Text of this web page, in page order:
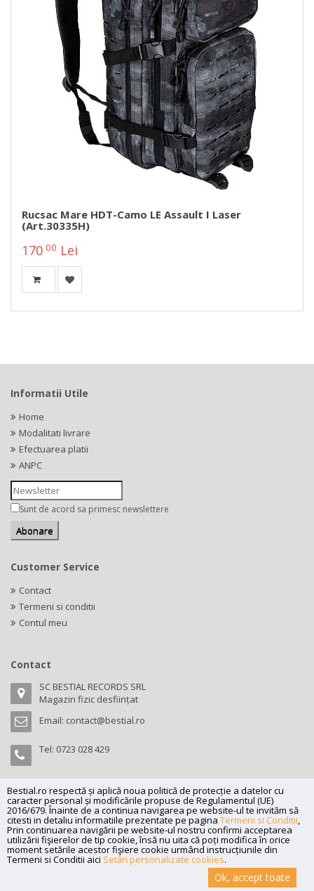
Rucsac Mare HDT-Camo LE Assault I Laser
(Art.30335H)
170 00 Lei
Bestial.ro respectă și aplică noua politică de protecție a datelor cu
caracter personal și modificările propuse de Regulamentul (UE)
2016/679. Înainte de a continua navigarea pe website-ul te invităm să
citesti in detaliu informatiile prezentate pe pagina Termeni si Conditii,
Prin continuarea navigării pe website-ul nostru confirmi acceptarea
utilizării fişierelor de tip cookie, însă nu uita că poți modifica în orice
moment setările acestor fişiere cookie urmând instrucțiunile din
Termeni si Conditii aici Setări personalizate cookies.
Ok, accept toate
Informatii Utile
Home
Modalitati livrare
Efectuarea platii
ANPC
Sunt de acord sa primesc newslettere
Customer Service
Contact
Termeni si conditii
Contul meu
Contact
SC BESTIAL RECORDS SRL
Magazin fizic desființat
Email: contact@bestial.ro
Tel: 0723 028 429
Copyright (C) 2026bestial.ro -All rights reserved.
SC BESTIAL RECORDS SRL, Nr. R.C.: J35/345/2005, C.U.I.: RO17197870,
Adresa: Magazin fizic desființat
Powered byNet Interaction.